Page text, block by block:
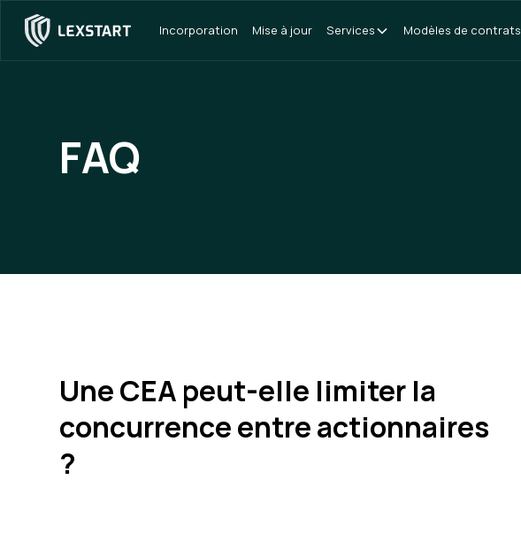
Incorporation Mise à jour Services Modèles de contrats
FAQ
Une CEA peut-elle limiter la
concurrence entre actionnaires
?